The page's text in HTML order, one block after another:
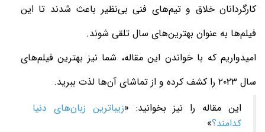
کارگردانان خلاق و تیم‌های فنی بی‌نظیر باعث شدند تا این
فیلم‌ها به عنوان بهترین‌های سال تلقی شوند.
امیدواریم که با خواندن این مقاله، شما نیز بهترین فیلم‌های
سال ۲۰۲۳ را کشف کرده و از تماشای آن‌ها لذت ببرید.
این مقاله را نیز بخوانید: «زیباترین زبان‌های دنیا
کدامند؟»